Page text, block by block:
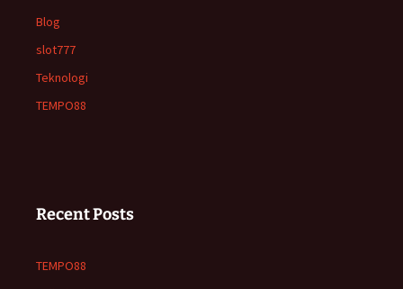
Blog
slot777
Teknologi
TEMPO88
Recent Posts
TEMPO88